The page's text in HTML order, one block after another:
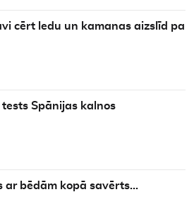
cērt ledu un kamanas aizslīd pa
tests Spānijas kalnos
ar bēdām kopā savērts…